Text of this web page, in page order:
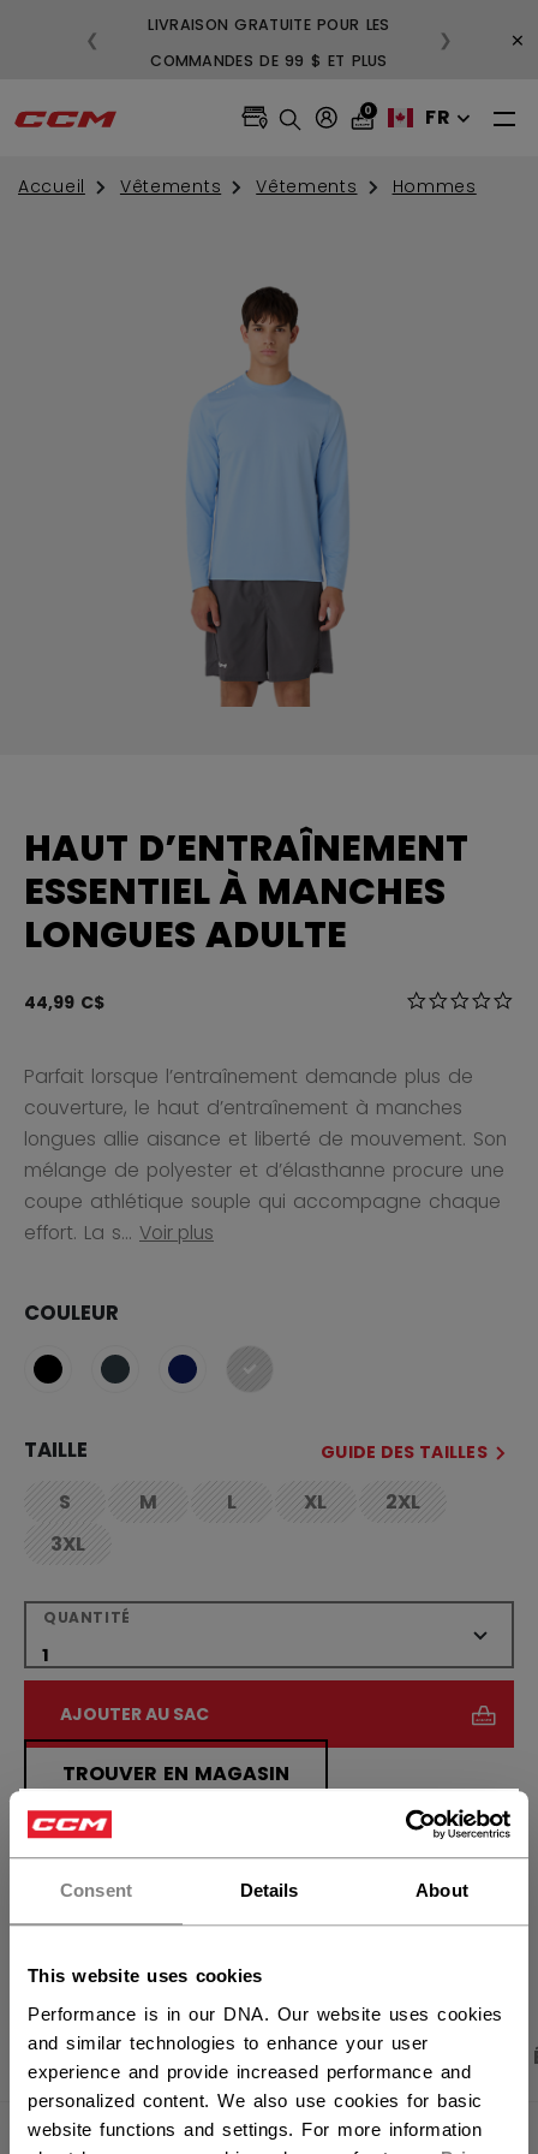
Consent Details About
This website uses cookies
Performance is in our DNA. Our website uses cookies
and similar technologies to enhance your user
experience and provide increased performance and
personalized content. We also use cookies for basic
website functions and settings. For more information
Vous souhaitez expédier des
produits aux États-Unis ?
LIVRAISON GRATUITE POUR LES
COMMANDES DE 99 $ ET PLUS
❮ ❯ ×
0 FR
Accueil Vêtements Vêtements Hommes
HAUT D’ENTRAÎNEMENT
ESSENTIEL À MANCHES
LONGUES ADULTE
44,99 C$ 4,3 sur 5
Parfait lorsque l’entraînement demande plus de
couverture, le haut d’entraînement à manches
longues allie aisance et liberté de mouvement. Son
mélange de polyester et d’élasthanne procure une
coupe athlétique souple qui accompagne chaque
effort. La s... Voir plus
COULEUR
sélectionné
TAILLE GUIDE DES TAILLES
S
not.available
M
not.available
L
not.available
XL
not.available
2XL
not.available
3XL
not.available
QUANTITÉ
AJOUTER AU SAC
TROUVER EN MAGASIN
PHOTOS DU PRODUIT CARACTÉRISTIQUES